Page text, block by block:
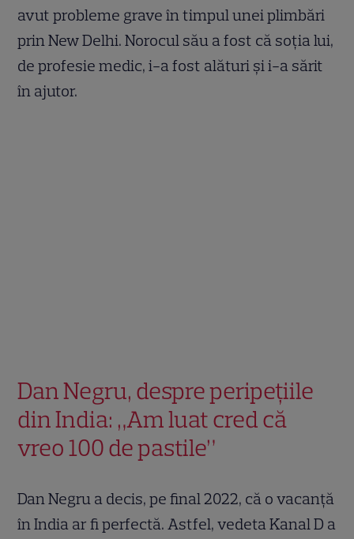
avut probleme grave în timpul unei plimbări
prin New Delhi. Norocul său a fost că soția lui,
de profesie medic, i-a fost alături și i-a sărit
în ajutor.
Dan Negru, despre peripețiile
din India: „Am luat cred că
vreo 100 de pastile”
Dan Negru a decis, pe final 2022, că o vacanță
în India ar fi perfectă. Astfel, vedeta Kanal D a